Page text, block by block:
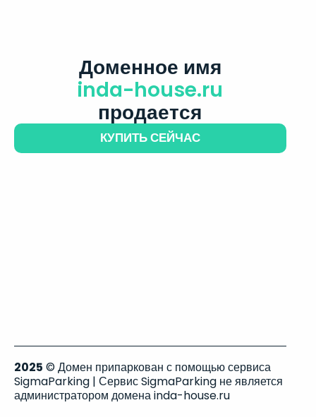
Доменное имя
inda-house.ru
продается
КУПИТЬ СЕЙЧАС
2025 © Домен припаркован с помощью сервиса
SigmaParking | Сервис SigmaParking не является
администратором домена inda-house.ru